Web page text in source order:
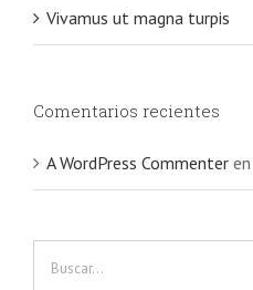
Vivamus ut magna turpis
Comentarios recientes
A WordPress Commenter en